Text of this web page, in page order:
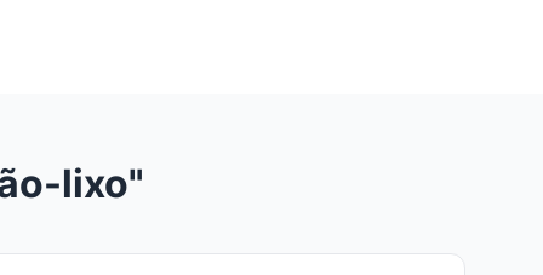
lixo"